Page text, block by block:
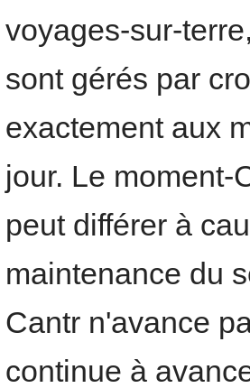
voyages-sur-
sont gérés par
exactement aux
jour. Le moment-
peut différer à
maintenance du
Cantr n'avance
continue à